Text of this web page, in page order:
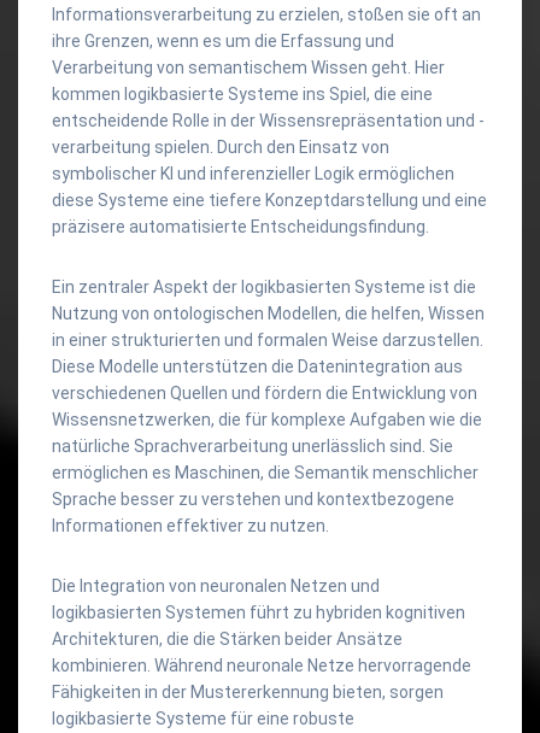
Informationsverarbeitung zu erzielen, stoßen sie oft an
ihre Grenzen, wenn es um die Erfassung und
Verarbeitung von semantischem Wissen geht. Hier
kommen logikbasierte Systeme ins Spiel, die eine
entscheidende Rolle in der Wissensrepräsentation und -
verarbeitung spielen. Durch den Einsatz von
symbolischer KI und inferenzieller Logik ermöglichen
diese Systeme eine tiefere Konzeptdarstellung und eine
präzisere automatisierte Entscheidungsfindung.
Ein zentraler Aspekt der logikbasierten Systeme ist die
Nutzung von ontologischen Modellen, die helfen, Wissen
in einer strukturierten und formalen Weise darzustellen.
Diese Modelle unterstützen die Datenintegration aus
verschiedenen Quellen und fördern die Entwicklung von
Wissensnetzwerken, die für komplexe Aufgaben wie die
natürliche Sprachverarbeitung unerlässlich sind. Sie
ermöglichen es Maschinen, die Semantik menschlicher
Sprache besser zu verstehen und kontextbezogene
Informationen effektiver zu nutzen.
Die Integration von neuronalen Netzen und
logikbasierten Systemen führt zu hybriden kognitiven
Architekturen, die die Stärken beider Ansätze
kombinieren. Während neuronale Netze hervorragende
Fähigkeiten in der Mustererkennung bieten, sorgen
logikbasierte Systeme für eine robuste